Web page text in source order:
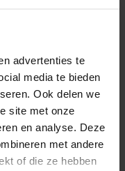
advertenties te
media te bieden
Ook delen we
site met onze
en analyse. Deze
met andere
of die ze hebben